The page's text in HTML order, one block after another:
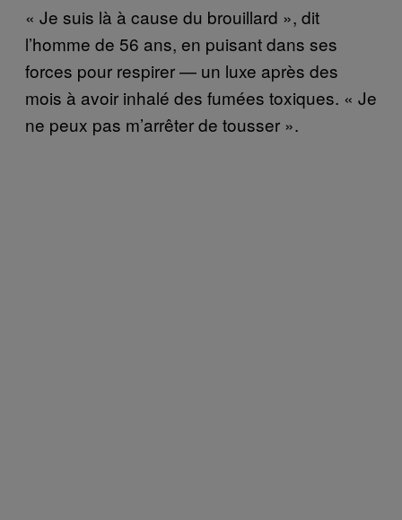
« Je suis là à cause du brouillard », dit
l’homme de 56 ans, en puisant dans ses
forces pour respirer — un luxe après des
mois à avoir inhalé des fumées toxiques. « Je
ne peux pas m’arrêter de tousser ».